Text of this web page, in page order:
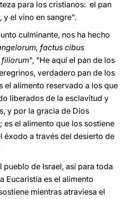
para los cristianos: el pan
y el vino en sangre".
culminante, nos ha hecho
factus cibus
", "He aquí el pan de los
verdadero pan de los
el alimento reservado a los que
liberados de la esclavitud y
y por la gracia de Dios
es el alimento que los sostiene
éxodo a través del desierto de
pueblo de Israel, así para toda
Eucaristía es el alimento
mientras atraviesa el